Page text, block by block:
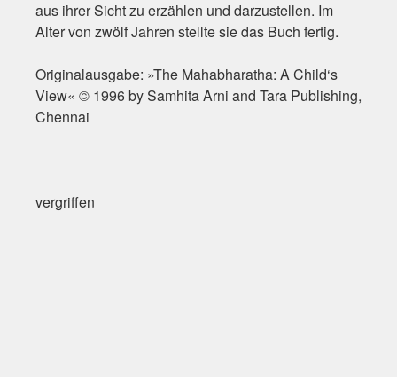
aus ihrer Sicht zu erzählen und darzustellen. Im
Alter von zwölf Jahren stellte sie das Buch fertig.
Originalausgabe: »The Mahabharatha: A Child‘s
View« © 1996 by Samhita Arni and Tara Publishing,
Chennai
vergriffen